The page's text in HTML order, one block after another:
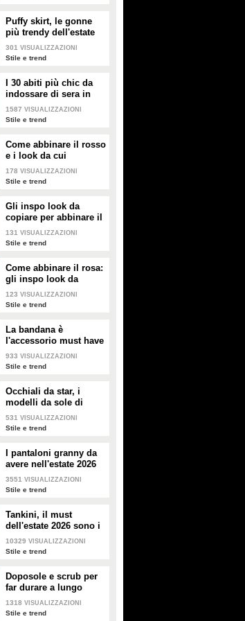
Puffy skirt, le gonne
più trendy dell'estate
2026 sono quelle a
palloncino
301 VISUALIZZAZIONI
Stile e trend
I 30 abiti più chic da
indossare di sera in
estate
1587 VISUALIZZAZIONI
Stile e trend
Come abbinare il rosso
e i look da cui
prendere ispirazione
178 VISUALIZZAZIONI
Stile e trend
Gli inspo look da
copiare per abbinare il
giallo
131 VISUALIZZAZIONI
Stile e trend
Come abbinare il rosa:
gli inspo look da
copiare
123 VISUALIZZAZIONI
Stile e trend
La bandana è
l'accessorio must have
dell'estate 2026: i
modelli di tendenza
933 VISUALIZZAZIONI
Stile e trend
Occhiali da star, i
modelli da sole di
tendenza per l'estate
2026
531 VISUALIZZAZIONI
Stile e trend
I pantaloni granny da
avere nell'estate 2026
3551 VISUALIZZAZIONI
Stile e trend
Tankini, il must
dell'estate 2026 sono i
costumi con la canotta
10329 VISUALIZZAZIONI
Stile e trend
Doposole e scrub per
far durare a lungo
l'abbronzatura in estate
1318 VISUALIZZAZIONI
Stile e trend